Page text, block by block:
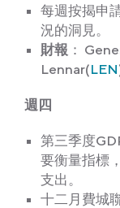
每週按揭申
況的洞見。
財報 ：
Lennar(LEN
週四
第三季度
要衡量指標
支出。
十二月費城